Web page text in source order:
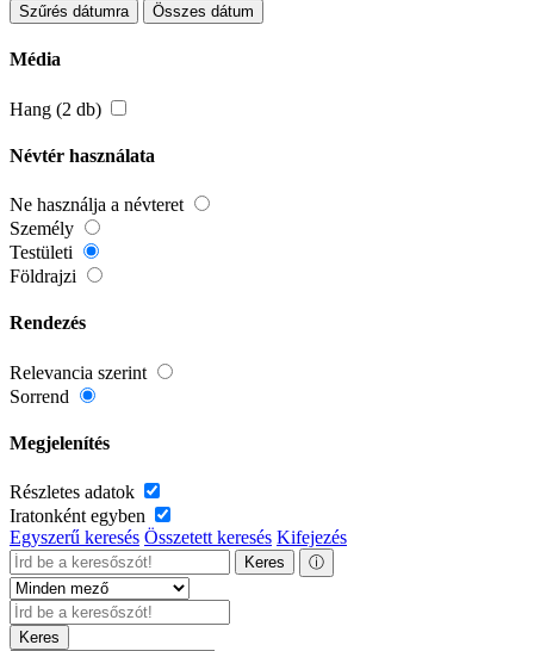
Szűrés dátumra Összes dátum
Média
Hang (2 db)
Névtér használata
Ne használja a névteret
Személy
Testületi
Földrajzi
Rendezés
Relevancia szerint
Sorrend
Megjelenítés
Részletes adatok
Iratonként egyben
Egyszerű keresés Összetett keresés Kifejezés
Keres ⓘ
Keres